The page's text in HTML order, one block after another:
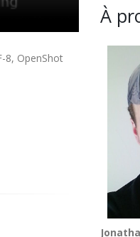
8, OpenShot
À